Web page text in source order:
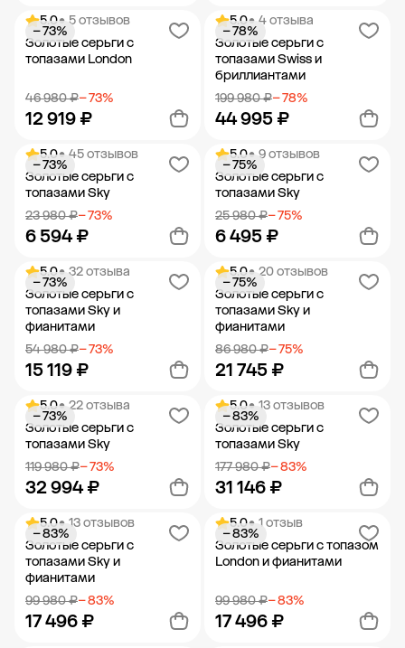
Добавить в корзину Добавить в корзину
5.0• 5 отзывов
Золотые серьги с
топазами London
46 980 ₽− 73%
12 919 ₽
− 73%
Добавить в корзину
5.0• 4 отзыва
Золотые серьги с
топазами Swiss и
бриллиантами
199 980 ₽− 78%
44 995 ₽
− 78%
Добавить в корзину
5.0• 45 отзывов
Золотые серьги с
топазами Sky
23 980 ₽− 73%
6 594 ₽
− 73%
Добавить в корзину
5.0• 9 отзывов
Золотые серьги с
топазами Sky
25 980 ₽− 75%
6 495 ₽
− 75%
Добавить в корзину
5.0• 32 отзыва
Золотые серьги с
топазами Sky и
фианитами
54 980 ₽− 73%
15 119 ₽
− 73%
Добавить в корзину
5.0• 20 отзывов
Золотые серьги с
топазами Sky и
фианитами
86 980 ₽− 75%
21 745 ₽
− 75%
Добавить в корзину
5.0• 22 отзыва
Золотые серьги с
топазами Sky
119 980 ₽− 73%
32 994 ₽
− 73%
Добавить в корзину
5.0• 13 отзывов
Золотые серьги с
топазами Sky
177 980 ₽− 83%
31 146 ₽
− 83%
Добавить в корзину
5.0• 13 отзывов
Золотые серьги с
топазами Sky и
фианитами
99 980 ₽− 83%
17 496 ₽
− 83%
5.0• 1 отзыв
Золотые серьги с топазом
London и фианитами
99 980 ₽− 83%
17 496 ₽
− 83%